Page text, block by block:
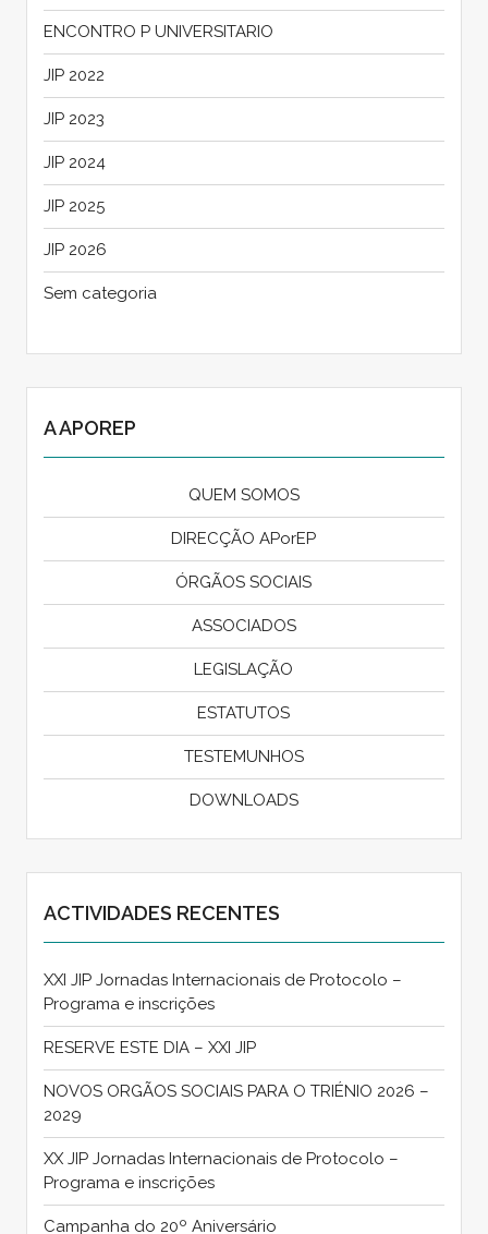
ENCONTRO P UNIVERSITARIO
JIP 2022
JIP 2023
JIP 2024
JIP 2025
JIP 2026
Sem categoria
A APOREP
QUEM SOMOS
DIRECÇÃO APorEP
ÓRGÃOS SOCIAIS
ASSOCIADOS
LEGISLAÇÃO
ESTATUTOS
TESTEMUNHOS
DOWNLOADS
ACTIVIDADES RECENTES
XXI JIP Jornadas Internacionais de Protocolo –
Programa e inscrições
RESERVE ESTE DIA – XXI JIP
NOVOS ORGÃOS SOCIAIS PARA O TRIÉNIO 2026 –
2029
XX JIP Jornadas Internacionais de Protocolo –
Programa e inscrições
Campanha do 20º Aniversário